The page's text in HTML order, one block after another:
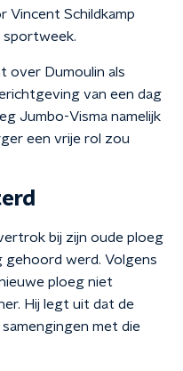
Vincent Schildkamp
sportweek.
over Dumoulin als
van een dag
Jumbo-Visma namelijk
een vrije rol zou
bij zijn oude ploeg
gehoord werd. Volgens
ploeg niet
Hij legt uit dat de
met die